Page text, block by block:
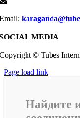
Email:
SOCIAL MEDIA
Copyright © Tubes
Page load link
Найдите